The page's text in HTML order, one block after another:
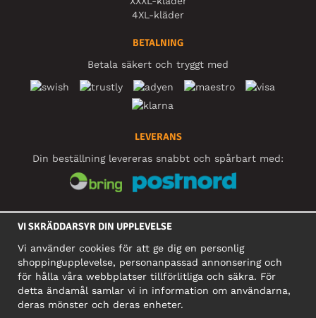
4XL-kläder
BETALNING
Betala säkert och tryggt med
LEVERANS
Din beställning levereras snabbt och spårbart med:
SOCIALA MEDIER
FÖRETAG
Motley Denim Europe OÜ
Narva mnt 5, EE-10117 Tallinn
VI SKRÄDDARSYR DIN UPPLEVELSE
Vi använder cookies för att ge dig en personlig
shoppingupplevelse, personanpassad annonsering och
för hålla våra webbplatser tillförlitliga och säkra. För
detta ändamål samlar vi in information om användarna,
deras mönster och deras enheter.